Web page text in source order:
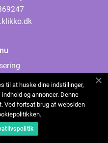
oss
til at huske dine indstillinger,
og annoncer. Denne
Ved fortsat brug af websiden